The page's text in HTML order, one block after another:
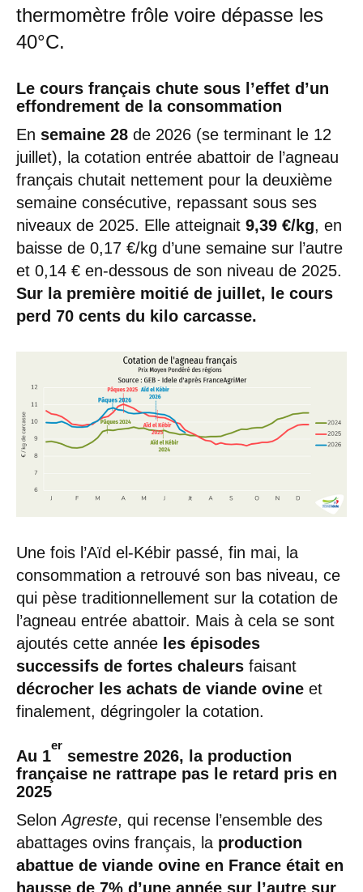
thermomètre frôle voire dépasse les
40°C.
Le cours français chute sous l’effet d’un
effondrement de la consommation
En semaine 28 de 2026 (se terminant le 12
juillet), la cotation entrée abattoir de l’agneau
français chutait nettement pour la deuxième
semaine consécutive, repassant sous ses
niveaux de 2025. Elle atteignait 9,39 €/kg, en
baisse de 0,17 €/kg d’une semaine sur l’autre
et 0,14 € en-dessous de son niveau de 2025.
Sur la première moitié de juillet, le cours
perd 70 cents du kilo carcasse.
Une fois l’Aïd el-Kébir passé, fin mai, la
consommation a retrouvé son bas niveau, ce
qui pèse traditionnellement sur la cotation de
l’agneau entrée abattoir. Mais à cela se sont
ajoutés cette année les épisodes
successifs de fortes chaleurs faisant
décrocher les achats de viande ovine et
finalement, dégringoler la cotation.
Au 1
er
semestre 2026, la production
française ne rattrape pas le retard pris en
2025
SelonAgreste, qui recense l’ensemble des
abattages ovins français, la production
abattue de viande ovine en France était en
hausse de 7% d’une année sur l’autre sur